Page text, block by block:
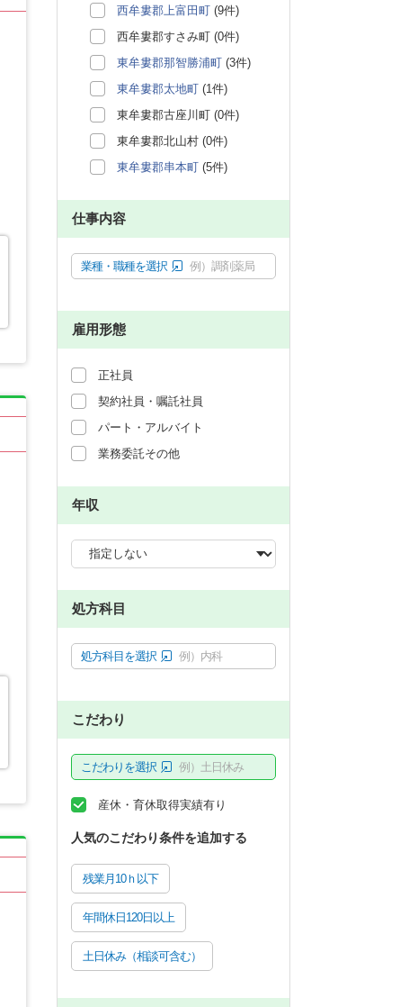
西牟婁郡上富田町 (9件)
西牟婁郡すさみ町 (0件)
東牟婁郡那智勝浦町 (3件)
東牟婁郡太地町 (1件)
東牟婁郡古座川町 (0件)
東牟婁郡北山村 (0件)
東牟婁郡串本町 (5件)
仕事内容
業種・職種を選択 例）調剤薬局
雇用形態
正社員
契約社員・嘱託社員
パート・アルバイト
業務委託その他
年収
処方科目
処方科目を選択 例）内科
こだわり
こだわりを選択 例）土日休み
産休・育休取得実績有り
人気のこだわり条件を追加する
残業月10ｈ以下
年間休日120日以上
土日休み（相談可含む）